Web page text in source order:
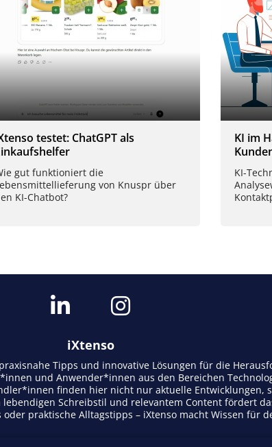
testet: ChatGPT als
gut funktioniert die
von Knuspr über
KI-Chatbot?
KI im
KI-
iXtenso
Tipps und innovative Lösungen für die
und Anwender*innen aus den Bereichen
finden hier nicht nur aktuelle Entwicklungen,
Schreibstil und relevantem Content fördert
praktische Alltagstipps – iXtenso macht Wissen für